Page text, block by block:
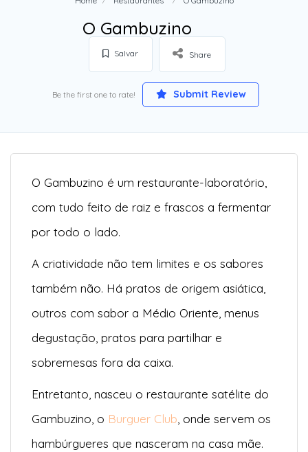
O Gambuzino
Salvar Share
Be the first one to rate! Submit Review
O Gambuzino é um restaurante-laboratório,
com tudo feito de raiz e frascos a fermentar
por todo o lado.
A criatividade não tem limites e os sabores
também não. Há pratos de origem asiática,
outros com sabor a Médio Oriente, menus
degustação, pratos para partilhar e
sobremesas fora da caixa.
Entretanto, nasceu o restaurante satélite do
Gambuzino, o Burguer Club, onde servem os
hambúrgueres que nasceram na casa mãe.